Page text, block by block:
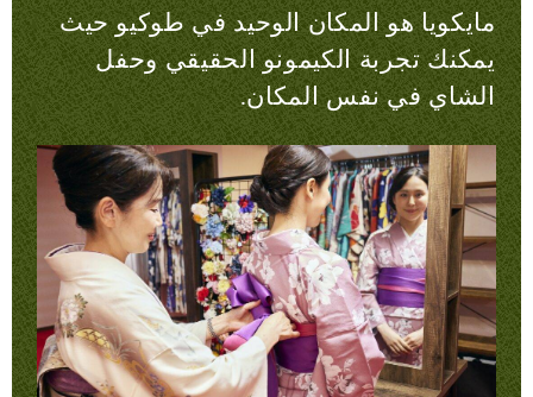
مايكويا هو المكان الوحيد في طوكيو حيث
يمكنك تجربة الكيمونو الحقيقي وحفل
الشاي في نفس المكان.